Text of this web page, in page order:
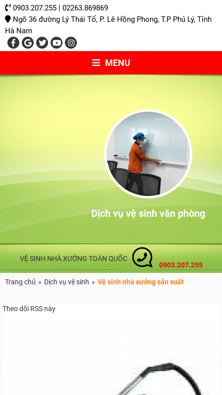
0903.207.255 | 02263.869869
Ngõ 36 đường Lý Thái Tổ, P. Lê Hồng Phong, T.P Phủ Lý, Tỉnh
Hà Nam
MENU
Dịch vụ vệ sinh văn phòng
VỆ SINH NHÀ XƯỞNG TOÀN QUỐC
0903.207.255
Trang chủ » Dịch vụ vệ sinh » Vệ sinh nhà xưởng sản xuất
Theo dõi RSS này